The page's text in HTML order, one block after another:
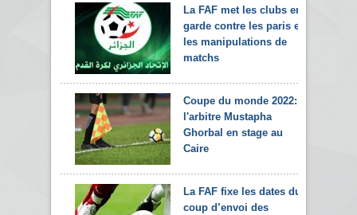
La FAF met les clubs en
garde contre les paris et
les manipulations de
matchs
Coupe du monde 2022:
l'arbitre Mustapha
Ghorbal en stage au
Caire
La FAF fixe les dates du
coup d’envoi des